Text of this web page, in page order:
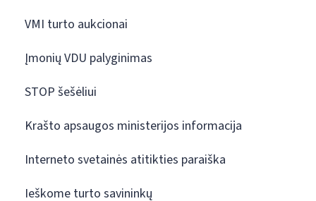
VMI turto aukcionai
Įmonių VDU palyginimas
STOP šešėliui
Krašto apsaugos ministerijos informacija
Interneto svetainės atitikties paraiška
Ieškome turto savininkų